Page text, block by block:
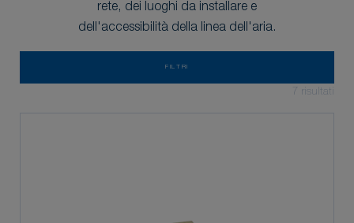
rete, dei luoghi da installare e
dell'accessibilità della linea dell'aria.
FILTRI
7 risultati